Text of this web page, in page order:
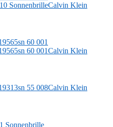
Calvin Klein
Calvin Klein
Calvin Klein